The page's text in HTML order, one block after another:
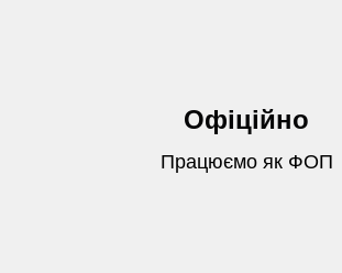
Офіційно
Працюємо як ФОП